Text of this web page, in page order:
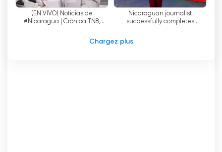
TN8 Regarder en direct maintenant en
ligne
(EN VIVO) Noticias de
#Nicaragua | Crónica TN8,
Nicaraguan journalist
successfully completes
Chargez plus